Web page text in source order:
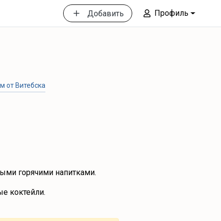
Добавить Профиль
от Витебска
горячими напитками.
коктейли.